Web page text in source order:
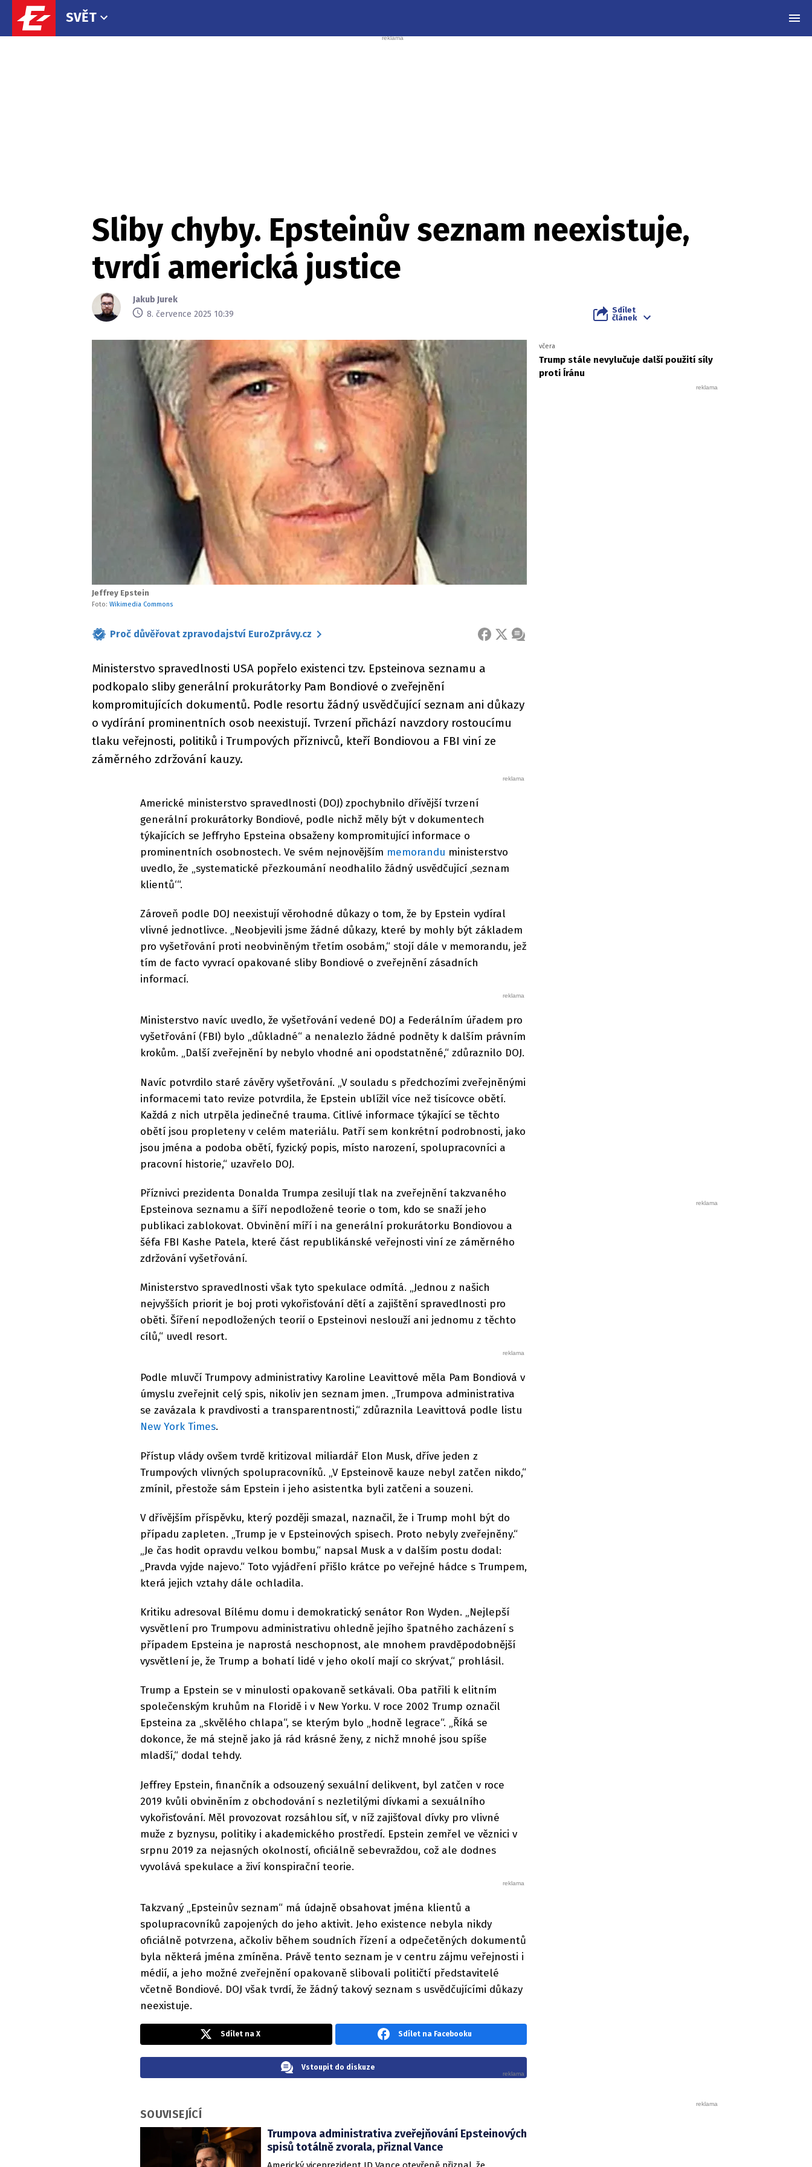
SVĚT
Sliby chyby. Epsteinův seznam neexistuje,
tvrdí americká justice
Jakub Jurek
8. července 2025 10:39
Sdílet
článek
Jeffrey Epstein
Foto: Wikimedia Commons
Proč důvěřovat zpravodajství EuroZprávy.cz FACEBOOK
X ZPRÁVA
Ministerstvo spravedlnosti USA popřelo existenci tzv. Epsteinova seznamu a
podkopalo sliby generální prokurátorky Pam Bondiové o zveřejnění
kompromitujících dokumentů. Podle resortu žádný usvědčující seznam ani důkazy
o vydírání prominentních osob neexistují. Tvrzení přichází navzdory rostoucímu
tlaku veřejnosti, politiků i Trumpových příznivců, kteří Bondiovou a FBI viní ze
záměrného zdržování kauzy.
Americké ministerstvo spravedlnosti (DOJ) zpochybnilo dřívější tvrzení
generální prokurátorky Bondiové, podle nichž měly být v dokumentech
týkajících se Jeffryho Epsteina obsaženy kompromitující informace o
prominentních osobnostech. Ve svém nejnovějším memorandu ministerstvo
uvedlo, že „systematické přezkoumání neodhalilo žádný usvědčující ‚seznam
klientů‘“.
Zároveň podle DOJ neexistují věrohodné důkazy o tom, že by Epstein vydíral
vlivné jednotlivce. „Neobjevili jsme žádné důkazy, které by mohly být základem
pro vyšetřování proti neobviněným třetím osobám,“ stojí dále v memorandu, jež
tím de facto vyvrací opakované sliby Bondiové o zveřejnění zásadních
informací.
Ministerstvo navíc uvedlo, že vyšetřování vedené DOJ a Federálním úřadem pro
vyšetřování (FBI) bylo „důkladné“ a nenalezlo žádné podněty k dalším právním
krokům. „Další zveřejnění by nebylo vhodné ani opodstatněné,“ zdůraznilo DOJ.
Navíc potvrdilo staré závěry vyšetřování. „V souladu s předchozími zveřejněnými
informacemi tato revize potvrdila, že Epstein ublížil více než tisícovce obětí.
Každá z nich utrpěla jedinečné trauma. Citlivé informace týkající se těchto
obětí jsou propleteny v celém materiálu. Patří sem konkrétní podrobnosti, jako
jsou jména a podoba obětí, fyzický popis, místo narození, spolupracovníci a
pracovní historie,“ uzavřelo DOJ.
Příznivci prezidenta Donalda Trumpa zesilují tlak na zveřejnění takzvaného
Epsteinova seznamu a šíří nepodložené teorie o tom, kdo se snaží jeho
publikaci zablokovat. Obvinění míří i na generální prokurátorku Bondiovou a
šéfa FBI Kashe Patela, které část republikánské veřejnosti viní ze záměrného
zdržování vyšetřování.
Ministerstvo spravedlnosti však tyto spekulace odmítá. „Jednou z našich
nejvyšších priorit je boj proti vykořisťování dětí a zajištění spravedlnosti pro
oběti. Šíření nepodložených teorií o Epsteinovi neslouží ani jednomu z těchto
cílů,“ uvedl resort.
Podle mluvčí Trumpovy administrativy Karoline Leavittové měla Pam Bondiová v
úmyslu zveřejnit celý spis, nikoliv jen seznam jmen. „Trumpova administrativa
se zavázala k pravdivosti a transparentnosti,“ zdůraznila Leavittová podle listu
New York Times.
Přístup vlády ovšem tvrdě kritizoval miliardář Elon Musk, dříve jeden z
Trumpových vlivných spolupracovníků. „V Epsteinově kauze nebyl zatčen nikdo,“
zmínil, přestože sám Epstein i jeho asistentka byli zatčeni a souzeni.
V dřívějším příspěvku, který později smazal, naznačil, že i Trump mohl být do
případu zapleten. „Trump je v Epsteinových spisech. Proto nebyly zveřejněny.“
„Je čas hodit opravdu velkou bombu,“ napsal Musk a v dalším postu dodal:
„Pravda vyjde najevo.“ Toto vyjádření přišlo krátce po veřejné hádce s Trumpem,
která jejich vztahy dále ochladila.
Kritiku adresoval Bílému domu i demokratický senátor Ron Wyden. „Nejlepší
vysvětlení pro Trumpovu administrativu ohledně jejího špatného zacházení s
případem Epsteina je naprostá neschopnost, ale mnohem pravděpodobnější
vysvětlení je, že Trump a bohatí lidé v jeho okolí mají co skrývat,“ prohlásil.
Trump a Epstein se v minulosti opakovaně setkávali. Oba patřili k elitním
společenským kruhům na Floridě i v New Yorku. V roce 2002 Trump označil
Epsteina za „skvělého chlapa“, se kterým bylo „hodně legrace“. „Říká se
dokonce, že má stejně jako já rád krásné ženy, z nichž mnohé jsou spíše
mladší,“ dodal tehdy.
Jeffrey Epstein, finančník a odsouzený sexuální delikvent, byl zatčen v roce
2019 kvůli obviněním z obchodování s nezletilými dívkami a sexuálního
vykořisťování. Měl provozovat rozsáhlou síť, v níž zajišťoval dívky pro vlivné
muže z byznysu, politiky i akademického prostředí. Epstein zemřel ve věznici v
srpnu 2019 za nejasných okolností, oficiálně sebevraždou, což ale dodnes
vyvolává spekulace a živí konspirační teorie.
Takzvaný „Epsteinův seznam“ má údajně obsahovat jména klientů a
spolupracovníků zapojených do jeho aktivit. Jeho existence nebyla nikdy
oficiálně potvrzena, ačkoliv během soudních řízení a odpečetěných dokumentů
byla některá jména zmíněna. Právě tento seznam je v centru zájmu veřejnosti i
médií, a jeho možné zveřejnění opakovaně slibovali političtí představitelé
včetně Bondiové. DOJ však tvrdí, že žádný takový seznam s usvědčujícími důkazy
neexistuje.
včera
Trump stále nevylučuje další použití síly
proti Íránu
Sdílet na X Sdílet na Facebooku
Vstoupit do diskuze
SOUVISEJÍCÍ
Trumpova administrativa zveřejňování Epsteinových
spisů totálně zvorala, přiznal Vance